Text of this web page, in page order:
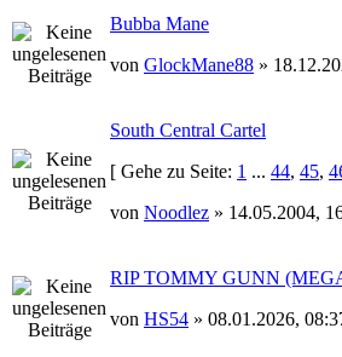
Bubba Mane
von GlockMane88 »
South Central Cartel
[ Gehe zu Seite: 1 ... 44, 45,
von Noodlez » 14.05.2004,
RIP TOMMY GUNN
von HS54 » 08.01.2026,